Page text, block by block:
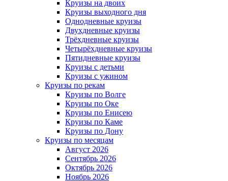
Круизы на двоих
Круизы выходного дня
Однодневные круизы
Двухдневные круизы
Трёхдневные круизы
Четырёхдневные круизы
Пятидневные круизы
Круизы с детьми
Круизы с ужином
Круизы по рекам
Круизы по Волге
Круизы по Оке
Круизы по Енисею
Круизы по Каме
Круизы по Дону
Круизы по месяцам
Август 2026
Сентябрь 2026
Октябрь 2026
Ноябрь 2026